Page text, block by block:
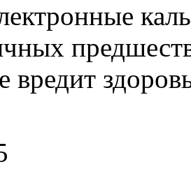
вредит